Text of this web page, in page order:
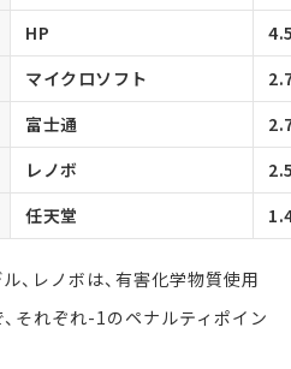
HP
マイクロソフト
富士通
レノボ
任天堂
レノボは、有害化学物質使用
それぞれ-1のペナルティポイン